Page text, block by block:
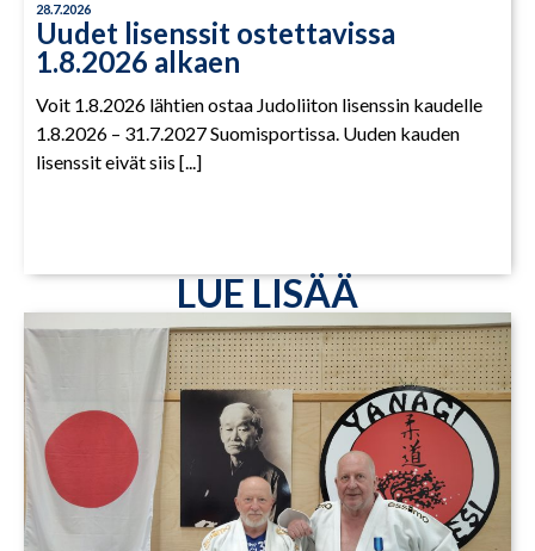
28.7.2026
Uudet lisenssit ostettavissa
1.8.2026 alkaen
Voit 1.8.2026 lähtien ostaa Judoliiton lisenssin kaudelle
1.8.2026 – 31.7.2027 Suomisportissa. Uuden kauden
lisenssit eivät siis [...]
LUE LISÄÄ